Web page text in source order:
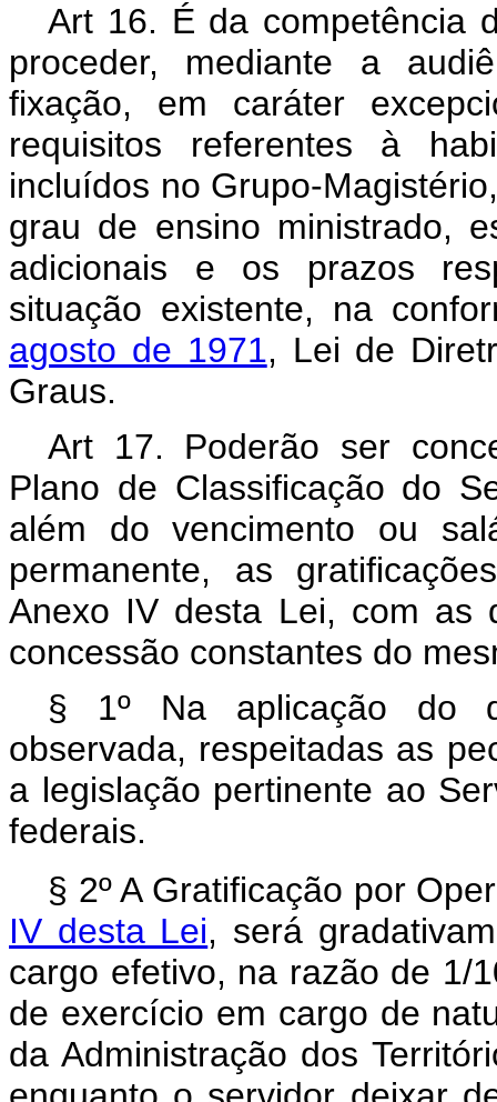
Art 16. É da competência
proceder, mediante a
fixação, em caráter
requisitos referentes à
incluídos no Grupo-
grau de ensino ministrado,
adicionais e os prazos
situação existente, na
agosto de 1971, Lei de
Graus.
Art 17. Poderão ser
Plano de Classificação do
além do vencimento ou
permanente, as
Anexo IV desta Lei, com as
concessão constantes do
§ 1º Na aplicação do
observada, respeitadas as
a legislação pertinente ao
federais.
§ 2º A Gratificação por
IV desta Lei, será
cargo efetivo, na razão de 1/
de exercício em cargo de
da Administração dos